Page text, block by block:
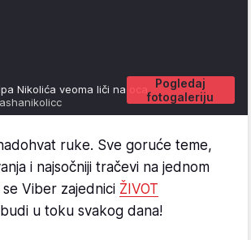
Pogledaj
fotogaleriju
Nikolića veoma liči na oca.
ruke. Sve goruće teme,
i najsočniji tračevi na jednom
Viber zajednici ŽIVOT
u toku svakog dana!